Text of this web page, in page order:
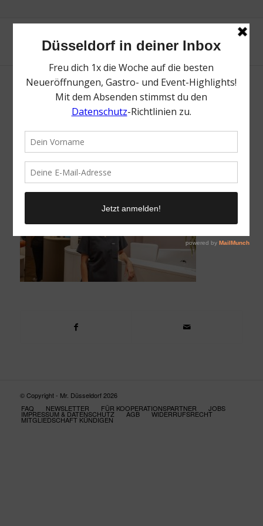
Kalia Lab | Lieblingsladen | Mr. Düsseldorf |
© Copyright - Mr. Düsseldorf 2026
FAQ
NEWSLETTER FÜR KOOPERATIONSPARTNER JOBS
IMPRESSUM & DATENSCHUTZ AGB WIDERRUFSRECHT
MITGLIEDSCHAFT KÜNDIGEN